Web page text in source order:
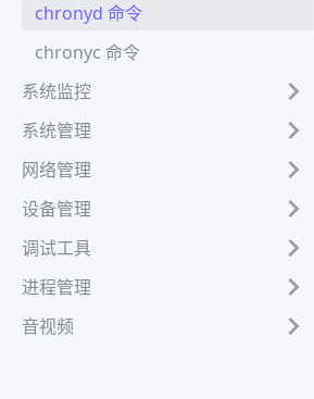
chronyd 命令
chronyc 命令
系统监控
系统管理
网络管理
设备管理
调试工具
进程管理
音视频